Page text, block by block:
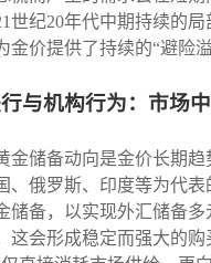
世纪20年代中期持续的
金价提供了持续的“避险溢
与机构行为：市场
金储备动向是金价长期趋
、俄罗斯、印度等为代
储备，以实现外汇储备
这会形成稳定而强大的购